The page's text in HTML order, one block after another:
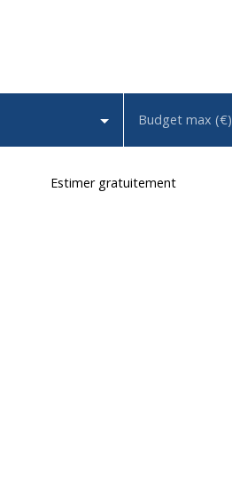
Budget max (€)
Estimer gratuitement